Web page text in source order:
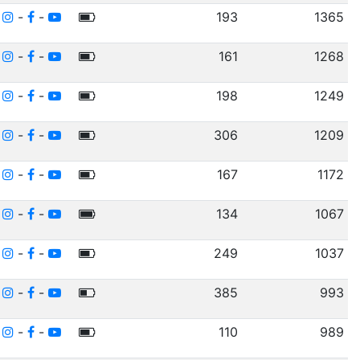
- - 193 1365
- - 161 1268
- - 198 1249
- - 306 1209
- - 167 1172
- - 134 1067
- - 249 1037
- - 385 993
- - 110 989